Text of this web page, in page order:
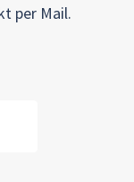
per Mail.